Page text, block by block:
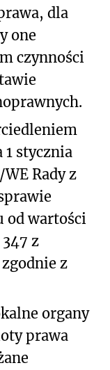
dla
one
czynności
1 stycznia
Rady z
od wartości
z
zgodnie z
organy
prawa